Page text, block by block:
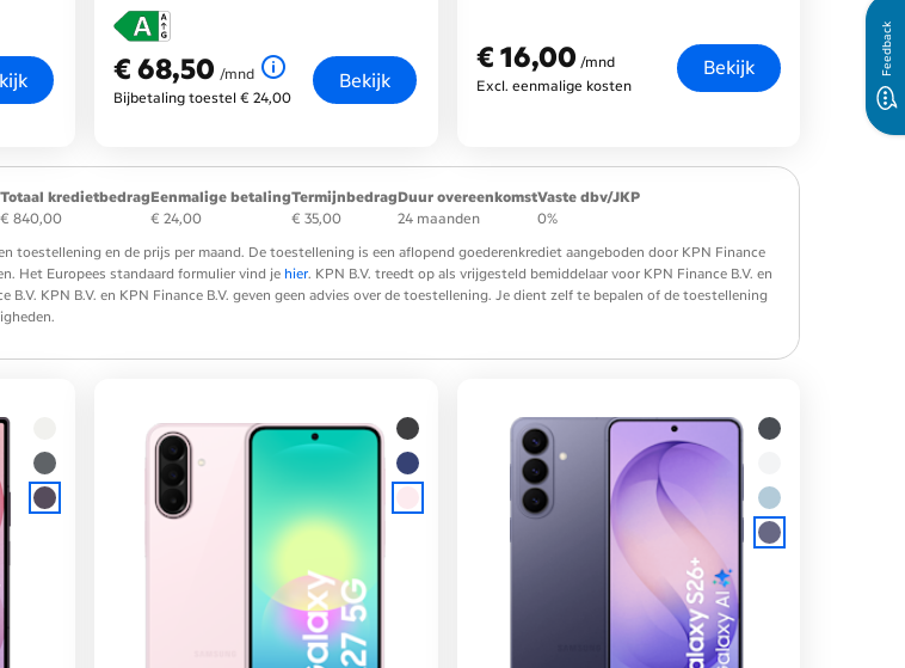
€ 68,50
€ 68,50
per maand
/mnd
Bijbetaling toestel € 24,00
Bekijk
€ 16,00
€ 16,00 /mnd
Excl. eenmalige kosten
Bekijk
Totaal kredietbedrag
€ 840,00
Eenmalige betaling
€ 24,00
Termijnbedrag
€ 35,00
Duur overeenkomst
24 maanden
Vaste dbv/JKP
0%
toestellening en de prijs per maand. De toestellening is een aflopend goederenkrediet aangeboden door KPN Finance
Het Europees standaard formulier vind je hier. KPN B.V. treedt op als vrijgesteld bemiddelaar voor KPN Finance B.V. en
KPN B.V. en KPN Finance B.V. geven geen advies over de toestellening. Je dient zelf te bepalen of de toestellening
Feedback